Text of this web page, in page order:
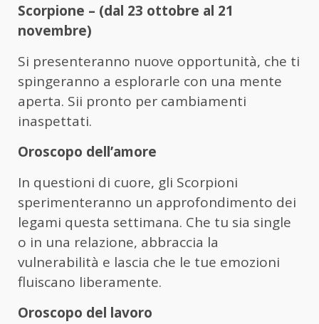
Scorpione – (dal 23 ottobre al 21
novembre)
Si presenteranno nuove opportunità, che ti
spingeranno a esplorarle con una mente
aperta. Sii pronto per cambiamenti
inaspettati.
Oroscopo dell’amore
In questioni di cuore, gli Scorpioni
sperimenteranno un approfondimento dei
legami questa settimana. Che tu sia single
o in una relazione, abbraccia la
vulnerabilità e lascia che le tue emozioni
fluiscano liberamente.
Oroscopo del lavoro